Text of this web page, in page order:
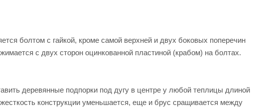
болтом с гайкой, кроме самой верхней и двух боковых поперечин
с двух сторон оцинкованной пластиной (крабом) на болтах.
деревянные подпорки под дугу в центре у любой теплицы длиной
конструкции уменьшается, еще и брус сращивается между